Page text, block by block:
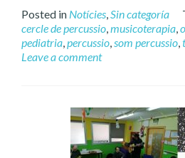
Posted in Notícies,Sin categoría
cercle de percussio,musicoterapia,
pediatria,percussio,som percussio,
Leave a comment